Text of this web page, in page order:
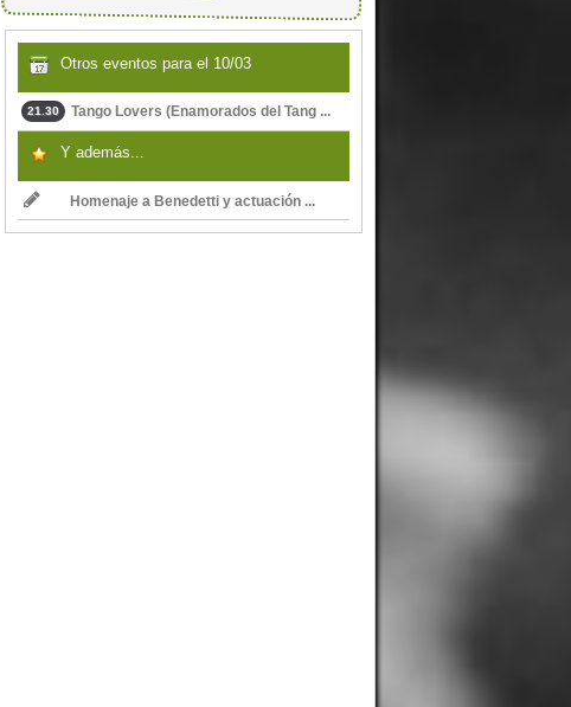
Otros eventos para el 10/03
21.30 Tango Lovers (Enamorados del Tang ...
Y además...
Homenaje a Benedetti y actuación ...